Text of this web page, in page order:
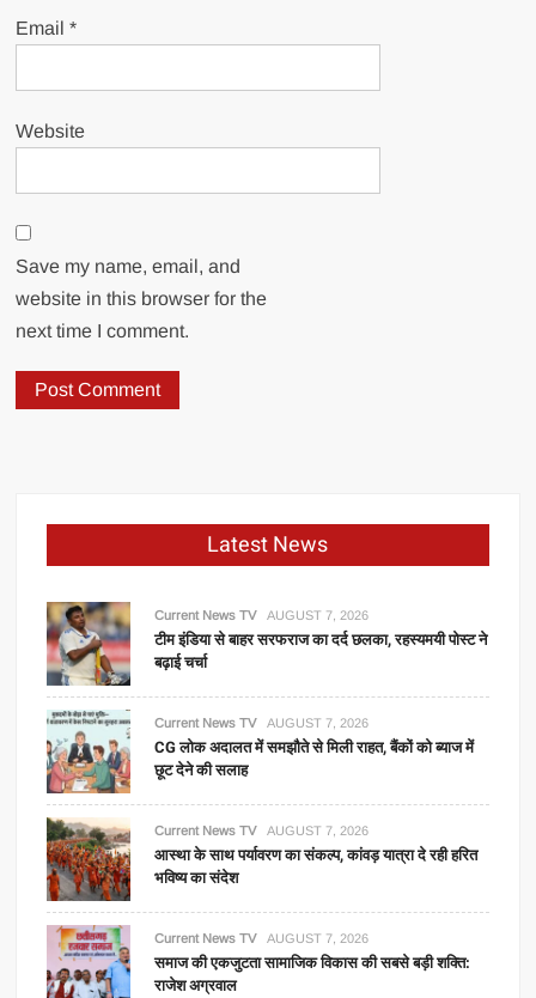
Email*
Website
Save my name, email, and
website in this browser for the
next time I comment.
Latest News
Current News TV AUGUST 7, 2026
टीम इंडिया से बाहर सरफराज का दर्द छलका, रहस्यमयी पोस्ट ने
बढ़ाई चर्चा
Current News TV AUGUST 7, 2026
CG लोक अदालत में समझौते से मिली राहत, बैंकों को ब्याज में
छूट देने की सलाह
Current News TV AUGUST 7, 2026
आस्था के साथ पर्यावरण का संकल्प, कांवड़ यात्रा दे रही हरित
भविष्य का संदेश
Current News TV AUGUST 7, 2026
समाज की एकजुटता सामाजिक विकास की सबसे बड़ी शक्ति:
राजेश अग्रवाल